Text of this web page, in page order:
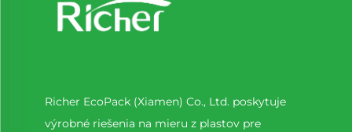
Richer EcoPack (Xiamen) Co., Ltd. poskytuje
výrobné riešenia na mieru z plastov pre